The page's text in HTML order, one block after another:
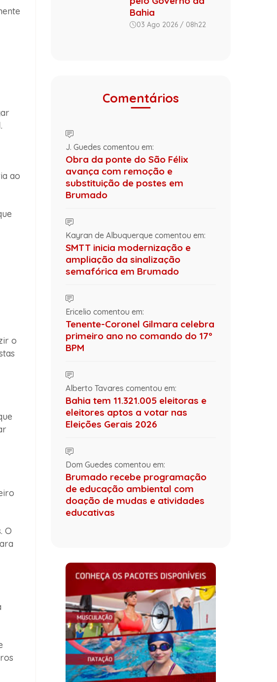
ao
o
O
Bahia
03 Ago 2026 / 08h22
Comentários
J. Guedes comentou em:
Obra da ponte do São Félix
avança com remoção e
substituição de postes em
Brumado
Kayran de Albuquerque comentou em:
SMTT inicia modernização e
ampliação da sinalização
semafórica em Brumado
Ericelio comentou em:
Tenente-Coronel Gilmara celebra
primeiro ano no comando do 17º
BPM
Alberto Tavares comentou em:
Bahia tem 11.321.005 eleitoras e
eleitores aptos a votar nas
Eleições Gerais 2026
Dom Guedes comentou em:
Brumado recebe programação
de educação ambiental com
doação de mudas e atividades
educativas